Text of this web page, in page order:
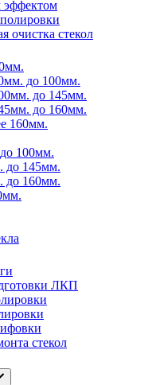
очистка стекол
до 100мм.
до 145мм.
до 160мм.
160мм.
100мм.
до 145мм.
до 160мм.
ЛКП
стекол